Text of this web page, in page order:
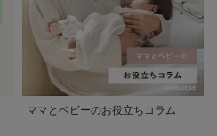
ママとベビーのお役立ちコラム